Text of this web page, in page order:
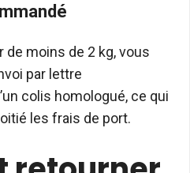
de moins de 2 kg, vous
par lettre
colis homologué, ce qui
les frais de port.